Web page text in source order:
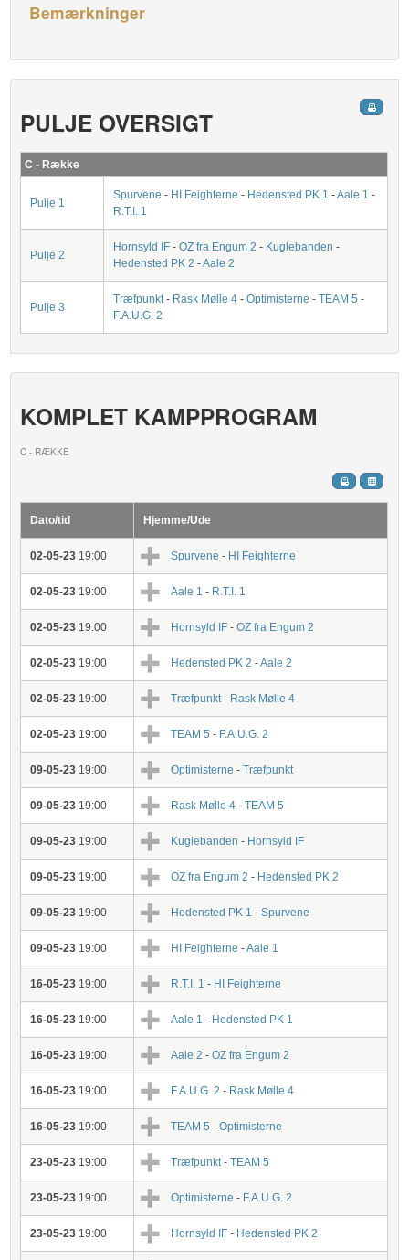
Bemærkninger
PULJE OVERSIGT
C - Række
Pulje 1
Spurvene - HI Feighterne - Hedensted PK 1 -Aale 1 -
R.T.I. 1
Pulje 2
Hornsyld IF -OZ fra Engum 2 - Kuglebanden -
Hedensted PK 2 -Aale 2
Pulje 3
Træfpunkt- Rask Mølle 4 -Optimisterne -TEAM 5 -
F.A.U.G. 2
KOMPLET KAMPPROGRAM
C - RÆKKE
Dato/tid Hjemme/Ude
02-05-23 19:00 Spurvene - HI Feighterne
02-05-23 19:00 Aale 1 - R.T.I. 1
02-05-23 19:00 Hornsyld IF -OZ fra Engum 2
02-05-23 19:00 Hedensted PK 2 -Aale 2
02-05-23 19:00 Træfpunkt- Rask Mølle 4
02-05-23 19:00 TEAM 5 - F.A.U.G. 2
09-05-23 19:00 Optimisterne -Træfpunkt
09-05-23 19:00 Rask Mølle 4 -TEAM 5
09-05-23 19:00 Kuglebanden - Hornsyld IF
09-05-23 19:00 OZ fra Engum 2 - Hedensted PK 2
09-05-23 19:00 Hedensted PK 1 -Spurvene
09-05-23 19:00 HI Feighterne -Aale 1
16-05-23 19:00 R.T.I. 1 - HI Feighterne
16-05-23 19:00 Aale 1 - Hedensted PK 1
16-05-23 19:00 Aale 2 -OZ fra Engum 2
16-05-23 19:00 F.A.U.G. 2 - Rask Mølle 4
16-05-23 19:00 TEAM 5 -Optimisterne
23-05-23 19:00 Træfpunkt-TEAM 5
23-05-23 19:00 Optimisterne - F.A.U.G. 2
23-05-23 19:00 Hornsyld IF - Hedensted PK 2